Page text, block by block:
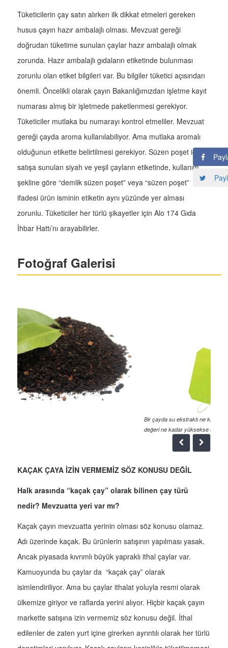
Tüketicilerin çay satın alırken ilk dikkat etmeleri gereken
husus çayın hazır ambalajlı olması. Mevzuat gereği
doğrudan tüketime sunulan çaylar hazır ambalajlı olmak
zorunda. Hazır ambalajlı gıdaların etiketinde bulunması
zorunlu olan etiket bilgileri var. Bu bilgiler tüketici açısından
önemli. Öncelikli olarak çayın Bakanlığımızdan işletme kayıt
numarası almış bir işletmede paketlenmesi gerekiyor.
Tüketiciler mutlaka bu numarayı kontrol etmeliler. Mevzuat
gereği çayda aroma kullanılabiliyor. Ama mutlaka aromalı
olduğunun etikette belirtilmesi gerekiyor. Süzen poşet içinde
satışa sunulan siyah ve yeşil çayların etiketinde, kullanım
şekline göre “demlik süzen poşet” veya “süzen poşet”
ifadesi ürün isminin etiketin aynı yüzünde yer alması
zorunlu. Tüketiciler her türlü şikayetler için Alo 174 Gıda
İhbar Hattı’nı arayabilirler.
Fotoğraf Galerisi
Bir çayda su ekstraktı ne kadar yüksekse o kadar kaliteli, ham selüloz
değeri ne kadar yüksekse o kadar kalitesiz çay demektir.
ülkemize giriyor ve raflarda yerini alıyor. Hiçbir kaçak çayın